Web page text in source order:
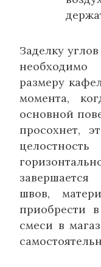
Заделку
размеру
момента,
основной
просохнет,
швов,
приобрести
смеси в